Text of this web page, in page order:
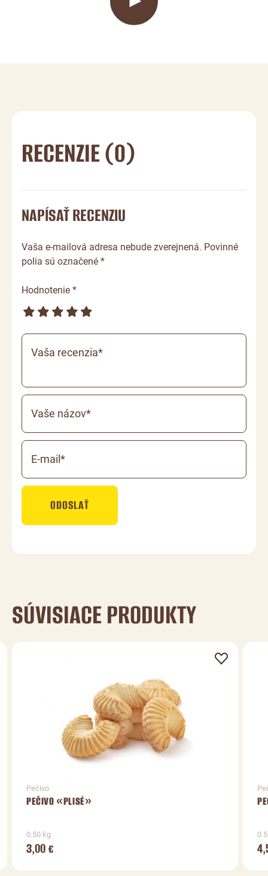
RECENZIE (0)
NAPÍSAŤ RECENZIU
Vaša e-mailová adresa nebude zverejnená. Povinné
polia sú označené *
Hodnotenie *
Vaša recenzia*
Vaše názov*
E-mail*
ODOSLAŤ
SÚVISIACE PRODUKTY
Pečivo
PEČIVO «PLISÉ»
0.50 kg
3,00€